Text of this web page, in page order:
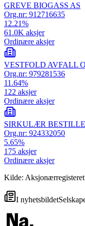
GREVE BIOGASS AS
Org.nr: 912716635
12.21%
61.0K aksjer
Ordinære aksjer
VESTFOLD AVFALL
Org.nr: 979281536
11.64%
122 aksjer
Ordinære aksjer
SIRKULÆR
Org.nr: 924332050
5.65%
175 aksjer
Ordinære aksjer
Kilde: Aksjonærregisteret
I nyhetsbildet